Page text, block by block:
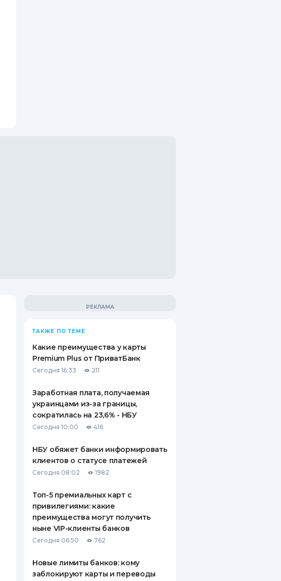
ТАКЖЕ ПО ТЕМЕ
Какие преимущества у карты
Premium Plus от ПриватБанк
Сегодня 16:33 211
Заработная плата, получаемая
украинцами из-за границы,
сократилась на 23,6% - НБУ
Сегодня 10:00 416
НБУ обяжет банки информировать
клиентов о статусе платежей
Сегодня 08:02 1982
Топ-5 премиальных карт с
привилегиями: какие
преимущества могут получить
ныне VIP-клиенты банков
Сегодня 06:50 762
Новые лимиты банков: кому
заблокируют карты и переводы